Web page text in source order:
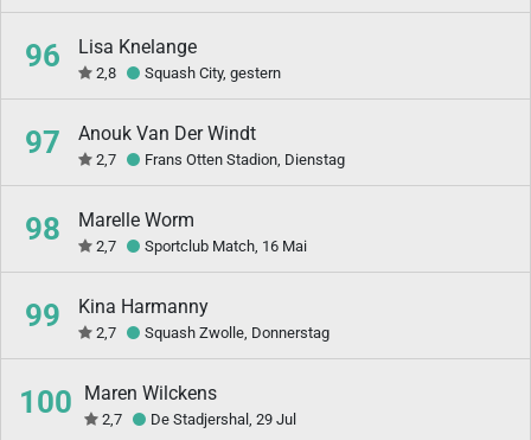
96 Lisa Knelange
2,8 Squash City, gestern
97 Anouk Van Der Windt
2,7 Frans Otten Stadion, Dienstag
98 Marelle Worm
2,7 Sportclub Match, 16 Mai
99 Kina Harmanny
2,7 Squash Zwolle, Donnerstag
100 Maren Wilckens
2,7 De Stadjershal, 29 Jul